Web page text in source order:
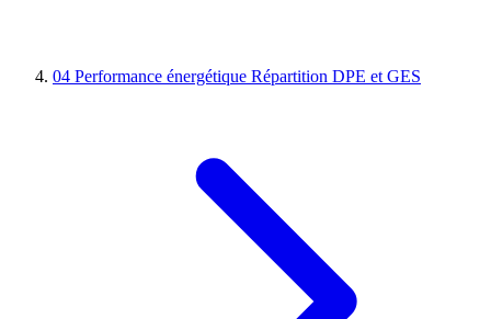
04 Performance énergétique Répartition DPE et GES